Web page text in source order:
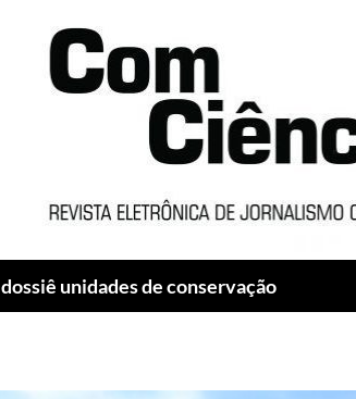
dossiê unidades de conservação